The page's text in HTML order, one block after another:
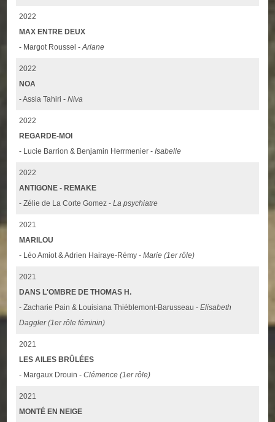
2022
MAX ENTRE DEUX
- Margot Roussel -Ariane
2022
NOA
- Assia Tahiri -Niva
2022
REGARDE-MOI
- Lucie Barrion & Benjamin Herrmenier -Isabelle
2022
ANTIGONE - REMAKE
- Zélie de La Corte Gomez -La psychiatre
2021
MARILOU
- Léo Amiot & Adrien Hairaye-Rémy -Marie (1er rôle)
2021
DANS L'OMBRE DE THOMAS H.
- Zacharie Pain & Louisiana Thiéblemont-Barusseau -Elisabeth
Daggler (1er rôle féminin)
2021
LES AILES BRÛLÉES
- Margaux Drouin -Clémence (1er rôle)
2021
MONTÉ EN NEIGE